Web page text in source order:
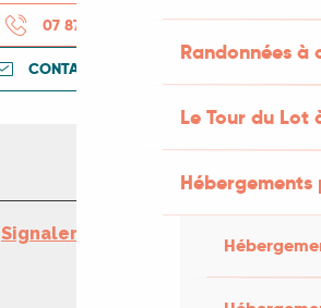
Randonnées
Le Tour du Lot
07 87 11 43
CONTACTEZ-NOUS
Signaler une erreur